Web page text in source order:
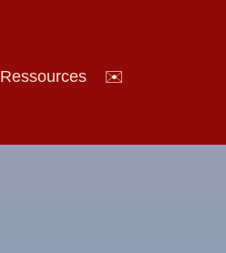
Ressources ✉️